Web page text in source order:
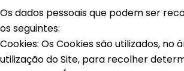
Os dados pessoais que podem ser
os seguintes:
Cookies: Os Cookies são utilizados, no
utilização do Site, para recolher